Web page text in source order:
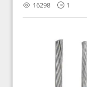
16298 1